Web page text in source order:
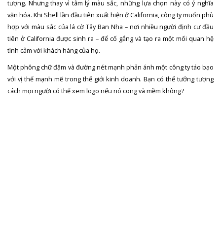
tượng. Nhưng thay vì tâm lý màu sắc, những lựa chọn này có ý nghĩa
văn hóa. Khi Shell lần đầu tiên xuất hiện ở California, công ty muốn phù
hợp với màu sắc của lá cờ Tây Ban Nha – nơi nhiều người định cư đầu
tiên ở California được sinh ra – để cố gắng và tạo ra một mối quan hệ
tình cảm với khách hàng của họ.
Một phông chữ đậm và đường nét mạnh phản ánh một công ty táo bạo
với vị thế mạnh mẽ trong thế giới kinh doanh. Bạn có thể tưởng tượng
cách mọi người có thể xem logo nếu nó cong và mềm không?